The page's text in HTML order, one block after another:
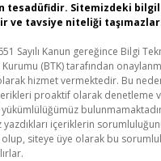
tesadüfidir. Sitemizdeki
ve tavsiye niteliği
Sayılı Kanun gereğince Bilgi
(BTK) tarafından
olarak hizmet vermektedir. Bu
proaktif olarak denetleme
yükümlülüğümüz
yazdıkları içeriklerin
olup, siteye üye olarak bu